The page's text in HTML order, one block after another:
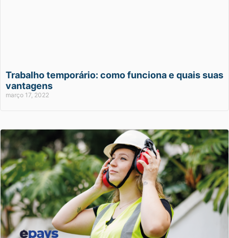
Trabalho temporário: como funciona e quais suas
vantagens
março 17, 2022